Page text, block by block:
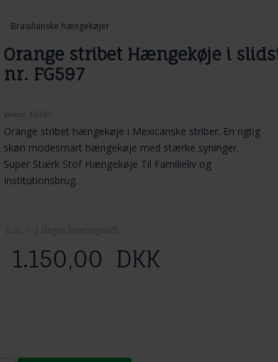
Brasilianske hængekøjer
Orange stribet Hængekøje i
nr. FG597
Varenr. FG597
Orange stribet hængekøje i Mexicanske striber. En rigtig
skøn modesmart hængekøje med stærke syninger.
Super Stærk Stof Hængekøje Til Familieliv og
Institutionsbrug.
1.150,00 DKK